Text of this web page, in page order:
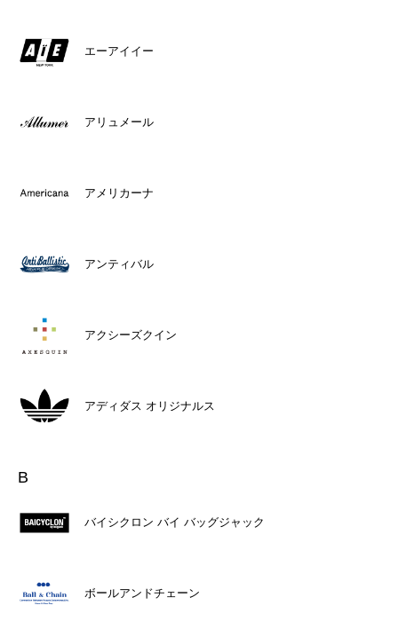
エーアイイー
アリュメール
アメリカーナ
アンティバル
アクシーズクイン
アディダス オリジナルス
B
バイシクロン バイ バッグジャック
ボールアンドチェーン